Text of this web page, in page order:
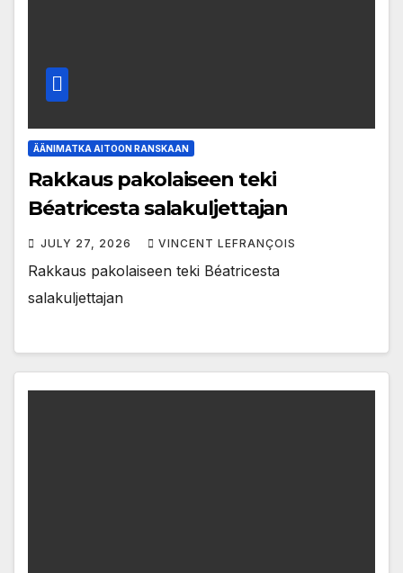
ÄÄNIMATKA AITOON RANSKAAN
Rakkaus pakolaiseen teki
Béatricesta salakuljettajan
JULY 27, 2026 VINCENT LEFRANÇOIS
Rakkaus pakolaiseen teki Béatricesta
salakuljettajan